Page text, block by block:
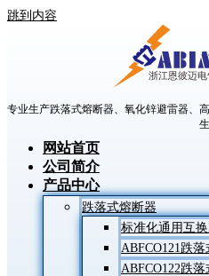
跳到内容
专业生产跌落式熔断器、氧化锌避雷器、
网站首页
公司简介
产品中心
跌落式熔断器
标准化通用互
ABFCO121跌
ABFCO122跌